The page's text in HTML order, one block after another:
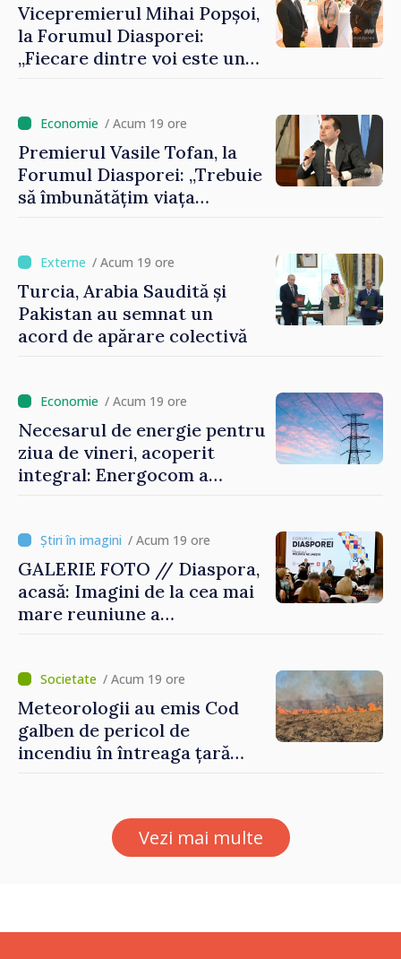
Vicepremierul Mihai Popșoi,
la Forumul Diasporei:
„Fiecare dintre voi este un
imaginii Republicii Moldova”
/ Acum 19 ore
Premierul Vasile Tofan, la
Forumul Diasporei: „Trebuie
să îmbunătățim viața
/ Acum 19 ore
Turcia, Arabia Saudită și
Pakistan au semnat un
acord de apărare colectivă
/ Acum 19 ore
Necesarul de energie pentru
ziua de vineri, acoperit
integral: Energocom a
/ Acum 19 ore
GALERIE FOTO // Diaspora,
acasă: Imagini de la cea mai
mare reuniune a
/ Acum 19 ore
Meteorologii au emis Cod
galben de pericol de
incendiu în întreaga țară
Vezi mai multe